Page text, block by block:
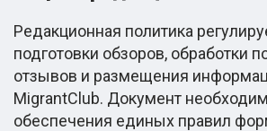
Редакционная политика
подготовки обзоров, обработки
отзывов и размещения
MigrantClub. Документ
обеспечения единых правил